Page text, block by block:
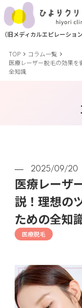
（旧メディカルエピレーション
TOP
コラム一覧
医療レーザー脱毛の効果を
全知識
2025/09/20
医療レーザ
説！理想の
ための全知
医療脱毛